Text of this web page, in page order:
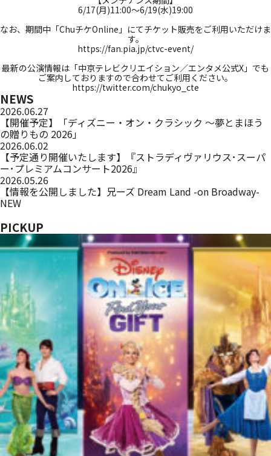
6/17(月)11:00～6/19(水)19:00
なお、期間中「ChuチケOnline」にてチケット販売をご利用いただけま
す。
https://fan.pia.jp/ctvc-event/
最新の公演情報は「中京テレビクリエイション／エンタメ公式X」でも
ご案内しておりますので合わせてご利用ください。
https://twitter.com/chukyo_cte
NEWS
2026.06.27
【開催予定】「ディズニー・オン・クラシック ～夢とまほう
の贈りもの 2026」
2026.06.02
【予定通り開催いたします】『ストラディヴァリウス･スーパ
ー･プレミアムコンサート2026』
2026.05.26
【情報を公開しました】兄ーズ Dream Land -on Broadway-
NEW
PICKUP